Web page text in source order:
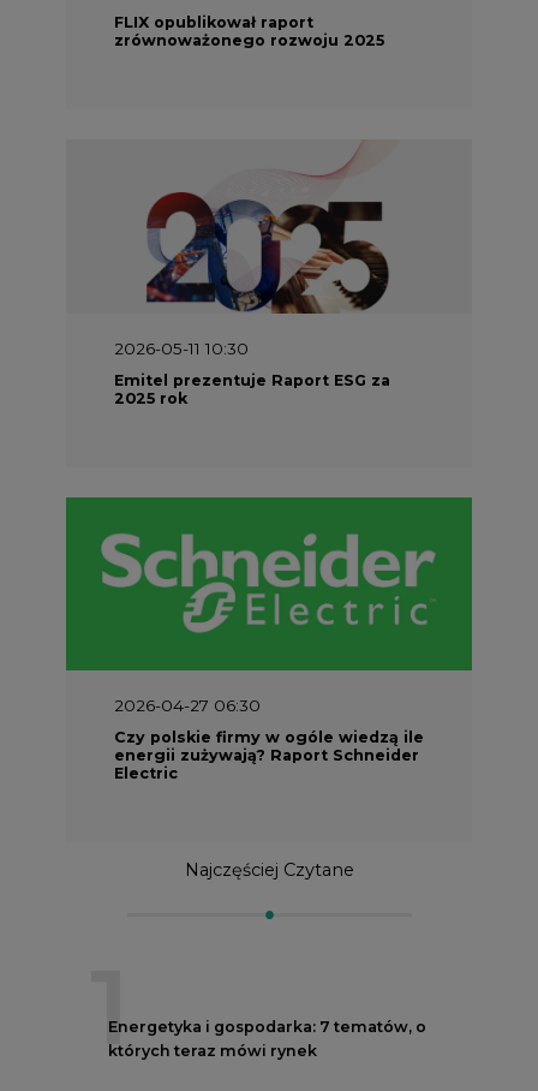
FLIX opublikował raport
zrównoważonego rozwoju 2025
2026-05-11 10:30
Emitel prezentuje Raport ESG za
2025 rok
2026-04-27 06:30
Czy polskie firmy w ogóle wiedzą ile
energii zużywają? Raport Schneider
Electric
Najczęściej Czytane
1
Energetyka i gospodarka: 7 tematów, o
których teraz mówi rynek